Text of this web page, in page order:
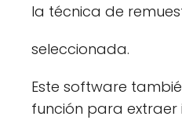
la técnica de
seleccionada.
Este software
función para extraer